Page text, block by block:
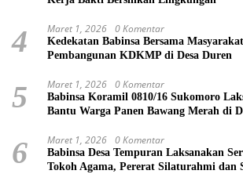
4 Maret 1, 2026 0 Komentar
Kedekatan Babinsa Bersama
Pembangunan KDKMP di Desa Duren
5 Maret 1, 2026 0 Komentar
Babinsa Koramil 0810/16 Sukomoro
Bantu Warga Panen Bawang Merah di
6 Maret 1, 2026 0 Komentar
Babinsa Desa Tempuran Laksanakan
Tokoh Agama, Pererat Silaturahmi dan